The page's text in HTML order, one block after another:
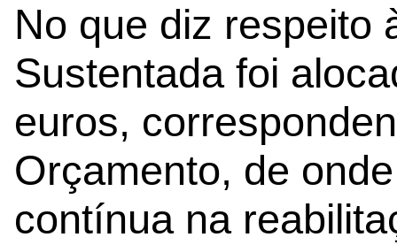
No que diz respeito
Sustentada foi
euros,
Orçamento, de
contínua na